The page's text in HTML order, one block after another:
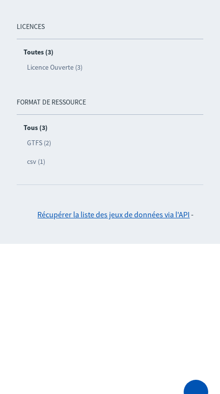
LICENCES
Toutes (3)
Licence Ouverte (3)
FORMAT DE RESSOURCE
Tous (3)
GTFS (2)
csv (1)
Récupérer la liste des jeux de données via l'API -